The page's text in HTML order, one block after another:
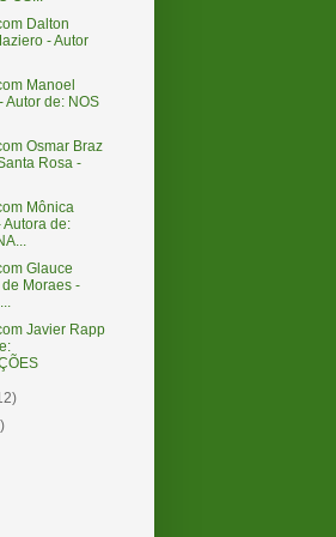
Dalton
- Autor
Manoel
Autor de: NOS
Osmar Braz
Rosa -
Mônica
Autora de:
Glauce
Moraes -
Javier Rapp